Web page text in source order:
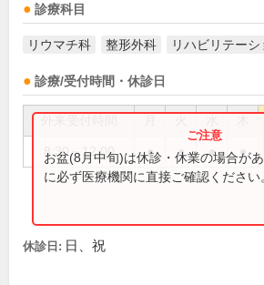
診療科目
リウマチ科 整形外科 リハビリテー
診療/受付時間・休診日
8:30～12:00 ● ● ● ●
お盆(8月中旬)は休診・休業の場合が
に必ず医療機関に直接ご確認ください
休診日: 日、祝